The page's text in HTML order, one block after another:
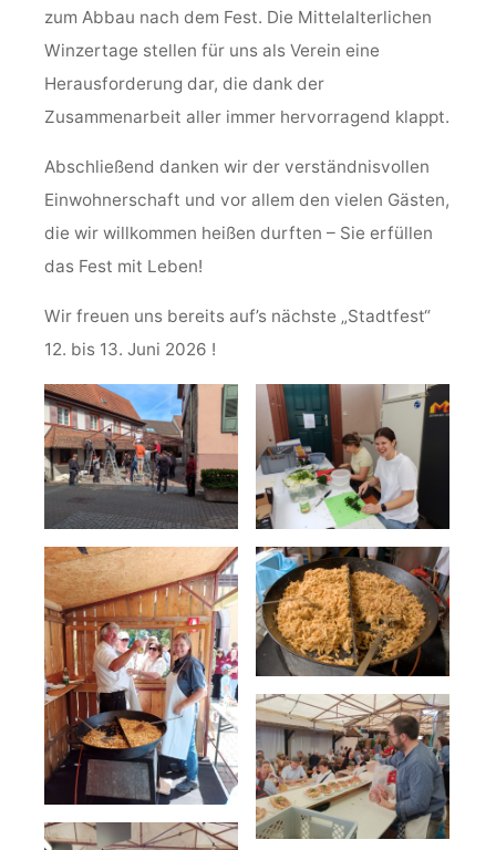
zum Abbau nach dem Fest. Die Mittelalterlichen
Winzertage stellen für uns als Verein eine
Herausforderung dar, die dank der
Zusammenarbeit aller immer hervorragend klappt.
Abschließend danken wir der verständnisvollen
Einwohnerschaft und vor allem den vielen Gästen,
die wir willkommen heißen durften – Sie erfüllen
das Fest mit Leben!
Wir freuen uns bereits auf’s nächste „Stadtfest“
12. bis 13. Juni 2026 !